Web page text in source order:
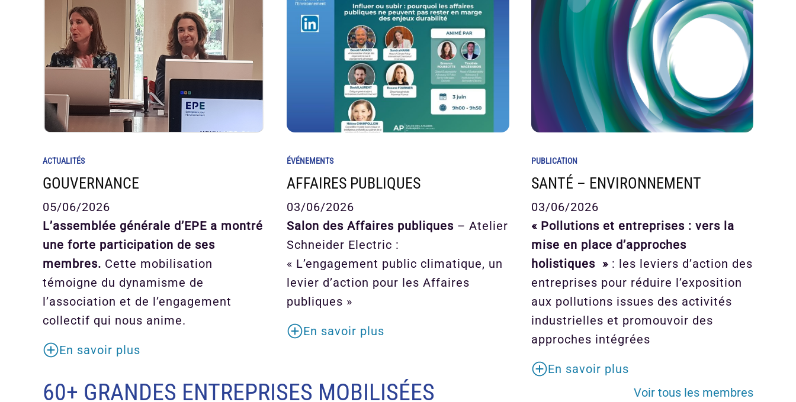
ACTUALITÉS
GOUVERNANCE
05/06/2026
L’assemblée générale d’EPE a montré
une forte participation de ses
membres. Cette mobilisation
témoigne du dynamisme de
l’association et de l’engagement
collectif qui nous anime.
En savoir plus
ÉVÉNEMENTS
AFFAIRES PUBLIQUES
03/06/2026
Salon des Affaires publiques – Atelier
Schneider Electric :
« L’engagement public climatique, un
levier d’action pour les Affaires
publiques »
En savoir plus
PUBLICATION
SANTÉ – ENVIRONNEMENT
03/06/2026
« Pollutions et entreprises : vers la
mise en place d’approches
holistiques »: les leviers d’action des
entreprises pour réduire l’exposition
aux pollutions issues des activités
industrielles et promouvoir des
approches intégrées
En savoir plus
60+ GRANDES ENTREPRISES MOBILISÉES Voir tous les membres